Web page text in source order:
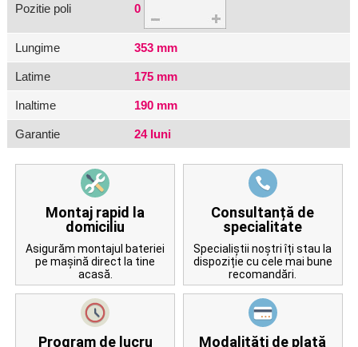
Pozitie poli 0
Lungime 353 mm
Latime 175 mm
Inaltime 190 mm
Garantie 24 luni
Montaj rapid la
domiciliu
Asigurăm montajul bateriei
pe mașină direct la tine
acasă.
Consultanță de
specialitate
Specialiștii noștri îți stau la
dispoziție cu cele mai bune
recomandări.
Program de lucru
Modalități de plată